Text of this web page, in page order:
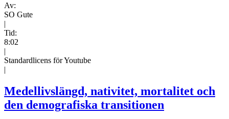
Av:
SO Gute
|
Tid:
8:02
|
Standardlicens för Youtube
|
Medellivslängd, nativitet, mortalitet och
den demografiska transitionen